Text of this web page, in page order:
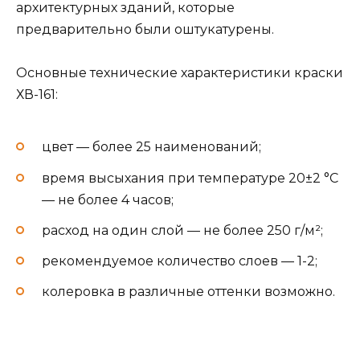
архитектурных зданий, которые
предварительно были оштукатурены.
Основные технические характеристики краски
ХВ-161:
цвет — более 25 наименований;
время высыхания при температуре 20±2 °C
— не более 4 часов;
расход на один слой — не более 250 г/м²;
рекомендуемое количество слоев — 1-2;
колеровка в различные оттенки возможно.